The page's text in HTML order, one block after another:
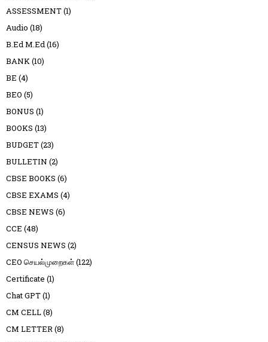
ASSESSMENT(1)
Audio (18)
B.Ed M.Ed (16)
BANK (10)
BE (4)
BEO (5)
BONUS (1)
BOOKS (13)
BUDGET(23)
BULLETIN (2)
CBSE BOOKS (6)
CBSE EXAMS (4)
CBSE NEWS (6)
CCE (48)
CENSUS NEWS (2)
CEO செயல்முறைகள்(122)
Certificate (1)
Chat GPT(1)
CM CELL(8)
CM LETTER (8)